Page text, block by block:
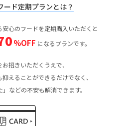
ード定期プランとは？
心のフードを定期購入いただくと
%OFF になるプランです。
招きいただくうえで、
えることができるだけでなく、
」などの不安も解消できます。